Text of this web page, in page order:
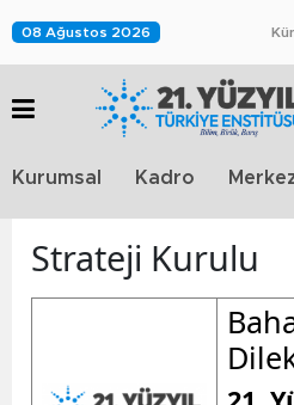
08 Ağustos 2026
Kurumsal Kadro
Strateji Kurulu